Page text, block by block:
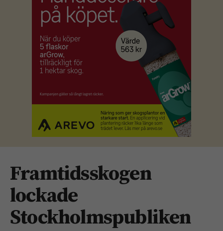
Framtidsskogen
lockade
Stockholmspubliken